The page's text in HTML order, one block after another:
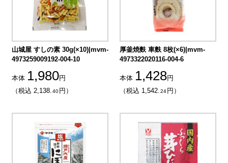
山城屋 すしの素 30g(×10)|mvm-
4973259009192-004-10
本体 1,980円
（税込 2,138.40 円）
厚釜焼麩 車麩 8枚(×6)|mvm-
4973322020116-004-6
本体 1,428円
（税込 1,542.24 円）